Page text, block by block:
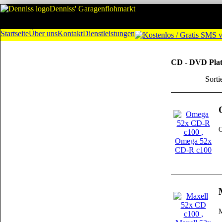
Denniss' Garagenflohmarkt
StartseiteÜber unsKontaktDienstleistungen
CD - DVD